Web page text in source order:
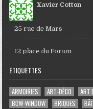
Xavier Cotton
25 rue de Mars
12 place du Forum
ÉTIQUETTES
ARMOIRIES ART-DÉCO ART
BOW-WINDOW
BRIQUES